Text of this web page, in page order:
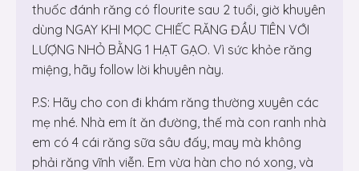
thuốc đánh răng có flourite sau 2 tuổi, giờ khuyên
dùng NGAY KHI MỌC CHIẾC RĂNG ĐẦU TIÊN VỚI
LƯỢNG NHỎ BẰNG 1 HẠT GẠO. Vì sức khỏe răng
miệng, hãy follow lời khuyên này.
P.S: Hãy cho con đi khám răng thường xuyên các
mẹ nhé. Nhà em ít ăn đường, thế mà con ranh nhà
em có 4 cái răng sữa sâu đấy, may mà không
phải răng vĩnh viễn. Em vừa hàn cho nó xong, và